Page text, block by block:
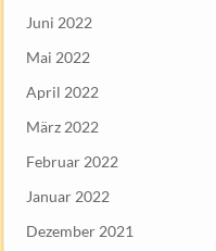
Juni 2022
Mai 2022
April 2022
März 2022
Februar 2022
Januar 2022
Dezember 2021